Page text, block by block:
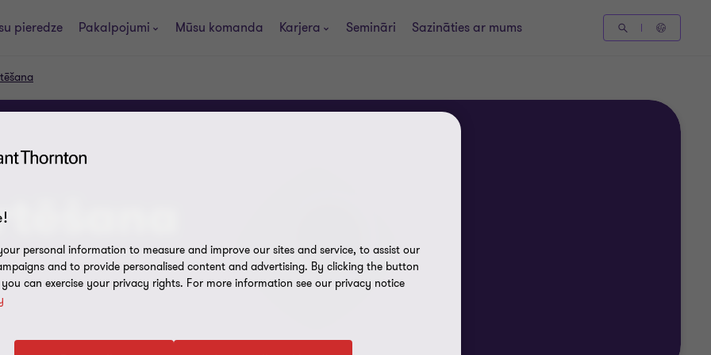
pieredze Pakalpojumi Mūsu komanda Karjera Semināri Sazināties ar mums
personal information to measure and improve our sites and service, to assist our
and to provide personalised content and advertising. By clicking the button
can exercise your privacy rights. For more information see our privacy notice